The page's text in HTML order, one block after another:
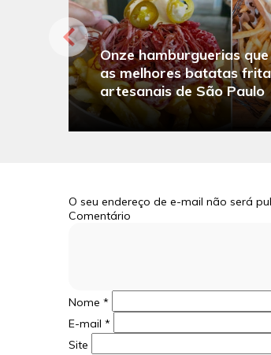
Onze hamburguerias
as melhores batatas
artesanais de São Paulo
O seu endereço de e-mail não será
Comentário
Nome *
E-mail *
Site